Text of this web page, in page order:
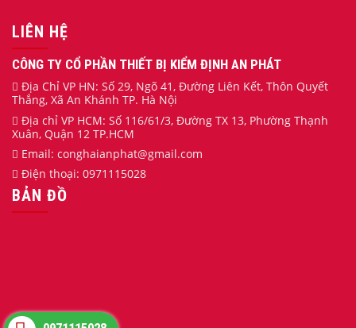
LIÊN HỆ
CÔNG TY CỔ PHẦN THIẾT BỊ KIỂM ĐỊNH AN PHÁT
Địa Chỉ VP HN: Số 29, Ngõ 41, Đường Liên Kết, Thôn Quyết
Thắng, Xã An Khánh TP. Hà Nội
Địa chỉ VP HCM: Số 116/61/3, Đường TX 13, Phường Thạnh
Xuân, Quận 12 TP.HCM
Email: conghaianphat@gmail.com
Điện thoại: 0971115028
BẢN ĐỒ